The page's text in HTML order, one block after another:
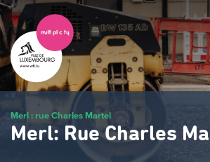
Zum
Hauptinhalt
gehen
Merl : rue Charles Martel
Merl: Rue Charles